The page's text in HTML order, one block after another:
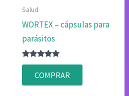
Salud
WORTEX – cápsulas para
parásitos
Valorado
4.80
de 5
COMPRAR